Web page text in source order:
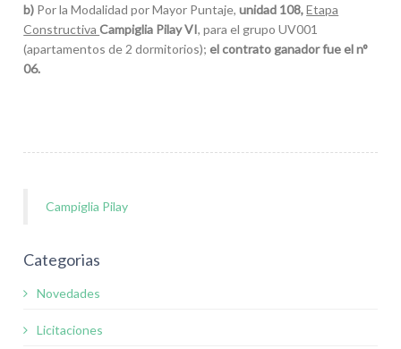
b) Por la Modalidad por Mayor Puntaje,unidad 108,Etapa
ConstructivaCampiglia Pilay VI, para el grupo UV001
(apartamentos de 2 dormitorios);el contrato ganador fue el n°
06.
Campiglia Pilay
Categorias
Novedades
Licitaciones